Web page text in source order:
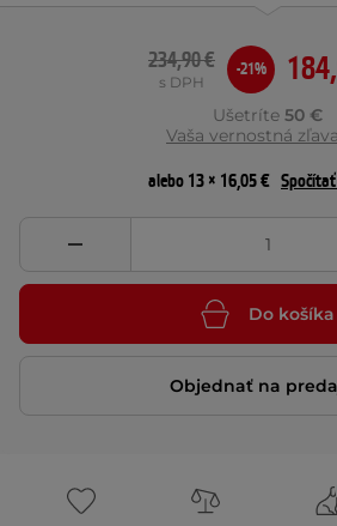
234,90 €
s DPH
-21%
Ušetríte 50 €
Vaša vernostná zľava
alebo 13 × 16,05 €
Do košíka
Objednať na